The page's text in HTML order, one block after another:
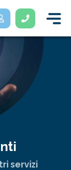
servizi